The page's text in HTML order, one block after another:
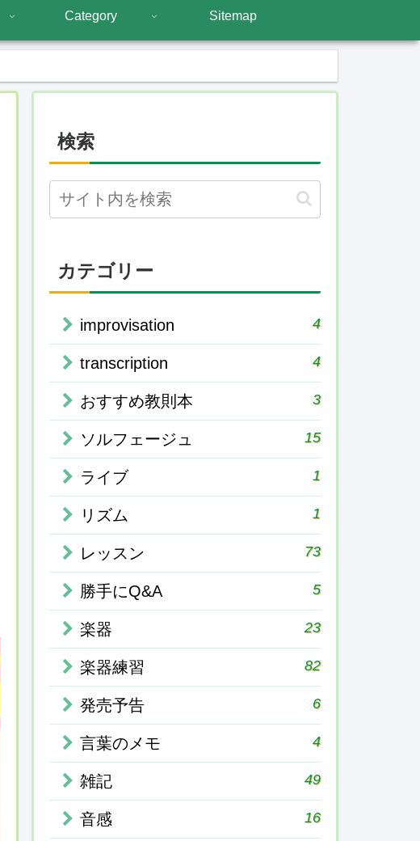
Category Sitemap
検索
カテゴリー
improvisation 4
transcription 4
おすすめ教則本 3
ソルフェージュ 15
ライブ 1
リズム 1
レッスン 73
勝手にQ&A 5
楽器 23
楽器練習 82
発売予告 6
言葉のメモ 4
雑記 49
音感 16